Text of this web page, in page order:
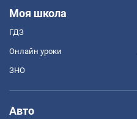
Моя школа
ГДЗ
Онлайн уроки
ЗНО
Авто